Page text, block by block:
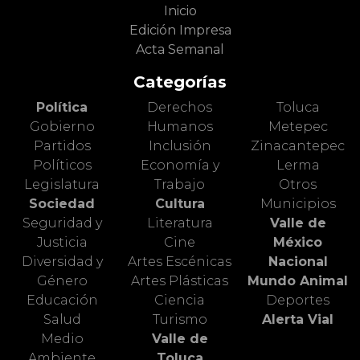
Inicio
Edición Impresa
Acta Semanal
Categorías
Política
Gobierno
Partidos
Políticos
Legislatura
Sociedad
Seguridad y
Justicia
Diversidad y
Género
Educación
Salud
Medio
Derechos
Humanos
Inclusión
Economía y
Trabajo
Cultura
Literatura
Cine
Artes Escénicas
Artes Plásticas
Ciencia
Turismo
Valle de
Toluca
Metepec
Zinacantepec
Lerma
Otros
Municipios
Valle de
México
Nacional
Mundo Animal
Deportes
Alerta Vial